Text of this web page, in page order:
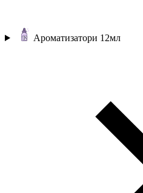
Ароматизатори 12мл